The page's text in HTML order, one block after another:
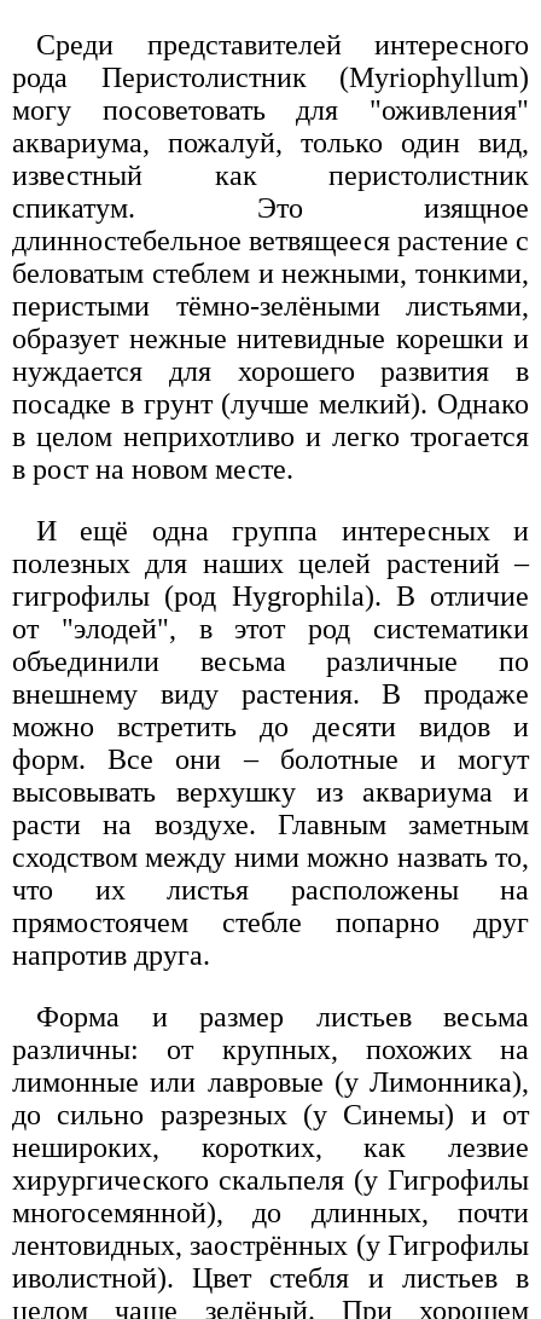
Среди представителей интересного
рода Перистолистник (Myriophyllum)
могу посоветовать для "оживления"
аквариума, пожалуй, только один вид,
известный как перистолистник
спикатум. Это изящное
длинностебельное ветвящееся растение с
беловатым стеблем и нежными, тонкими,
перистыми тёмно-зелёными листьями,
образует нежные нитевидные корешки и
нуждается для хорошего развития в
посадке в грунт (лучше мелкий). Однако
в целом неприхотливо и легко трогается
в рост на новом месте.
И ещё одна группа интересных и
полезных для наших целей растений –
гигрофилы (род Hygrophila). В отличие
от "элодей", в этот род систематики
объединили весьма различные по
внешнему виду растения. В продаже
можно встретить до десяти видов и
форм. Все они – болотные и могут
высовывать верхушку из аквариума и
расти на воздухе. Главным заметным
сходством между ними можно назвать то,
что их листья расположены на
прямостоячем стебле попарно друг
напротив друга.
Форма и размер листьев весьма
различны: от крупных, похожих на
лимонные или лавровые (у Лимонника),
до сильно разрезных (у Синемы) и от
нешироких, коротких, как лезвие
хирургического скальпеля (у Гигрофилы
многосемянной), до длинных, почти
лентовидных, заострённых (у Гигрофилы
иволистной). Цвет стебля и листьев в
целом чаще зелёный. При хорошем